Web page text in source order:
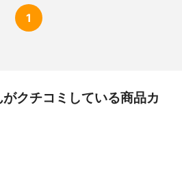
1
クチコミしている商品カ